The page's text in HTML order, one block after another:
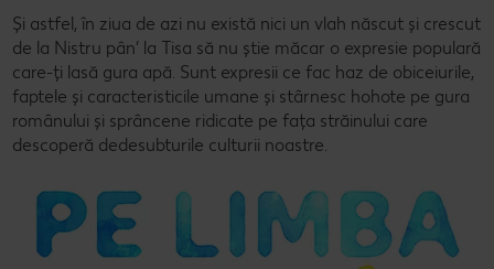
Click & Reserve
Și astfel, în ziua de azi nu există nici un vlah născut și crescut
de la Nistru pân’ la Tisa să nu știe măcar o expresie populară
care-ți lasă gura apă. Sunt expresii ce fac haz de obiceiurile,
faptele și caracteristicile umane și stârnesc hohote pe gura
românului și sprâncene ridicate pe fața străinului care
descoperă dedesubturile culturii noastre.